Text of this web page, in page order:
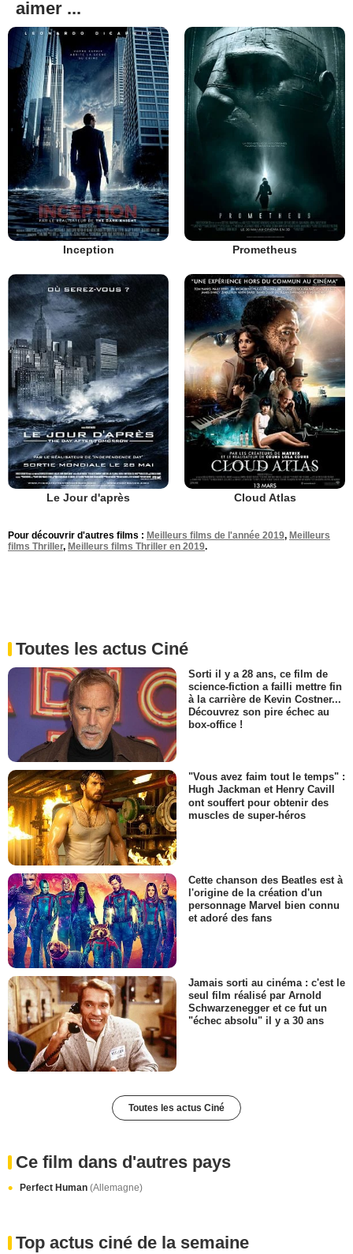
aimer ...
Inception Prometheus
Le Jour d'après Cloud Atlas
Pour découvrir d'autres films : Meilleurs films de l'année 2019, Meilleurs
films Thriller, Meilleurs films Thriller en 2019.
Toutes les actus Ciné
Sorti il y a 28 ans, ce film de
science-fiction a failli mettre fin
à la carrière de Kevin Costner...
Découvrez son pire échec au
box-office !
"Vous avez faim tout le temps" :
Hugh Jackman et Henry Cavill
ont souffert pour obtenir des
muscles de super-héros
Cette chanson des Beatles est à
l'origine de la création d'un
personnage Marvel bien connu
et adoré des fans
Jamais sorti au cinéma : c'est le
seul film réalisé par Arnold
Schwarzenegger et ce fut un
"échec absolu" il y a 30 ans
Toutes les actus Ciné
Ce film dans d'autres pays
Perfect Human (Allemagne)
Top actus ciné de la semaine